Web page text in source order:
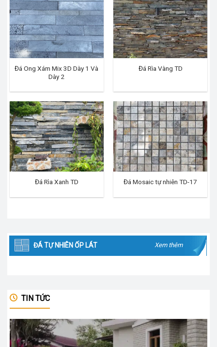
Đá Ong Xám Mix 3D Dày 1 Và
Dày 2
Đá Rìa Vàng TD
Đá Rìa Xanh TD Đá Mosaic tự nhiên TD-17
ĐÁ TỰ NHIÊN ỐP LÁT Xem thêm
TIN TỨC